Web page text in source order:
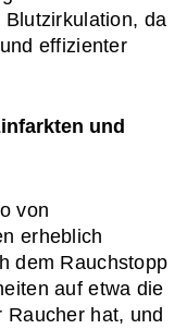
da
effizienter
und
von
erheblich
dem Rauchstopp
auf etwa die
hat, und